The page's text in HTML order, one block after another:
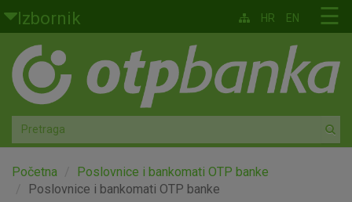
Skoči na glavni sadržaj
Izbornik
Građani
Privatno bankarstvo
Agro
Mala poduzeća i obrtnici
☰
HR EN
Početna
Poslovnice i bankomati OTP banke
Poslovnice i bankomati OTP banke